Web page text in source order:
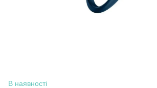
В наявності